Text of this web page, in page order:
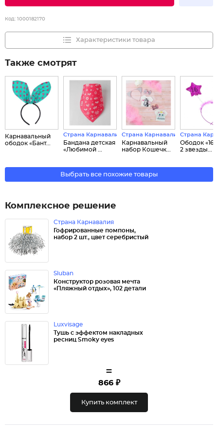
Код: 1000182170
Характеристики товара
Также смотрят
Карнавальный
ободок «Бант...
Страна Карнавалия
Бандана детская
«Любимой ...
Страна Карнавалия
Карнавальный
набор Кошечк...
Страна
Ободок «16
2 звезды...
Выбрать все похожие товары
Комплексное решение
Страна Карнавалия
Гофрированные помпоны,
набор 2 шт., цвет серебристый
Sluban
Конструктор розовая мечта
«Пляжный отдых», 102 детали
Luxvisage
Тушь с эффектом накладных
ресниц Smoky eyes
=
866 ₽
Купить комплект